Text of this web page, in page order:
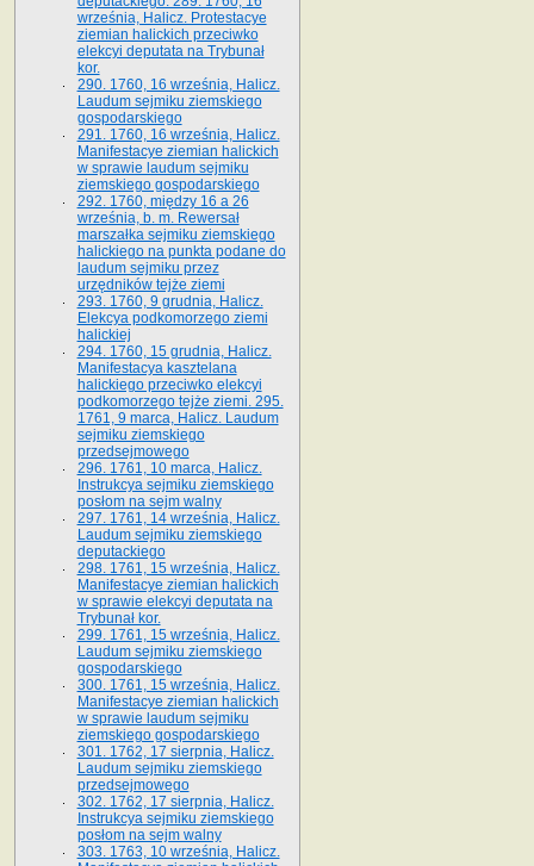
września, Halicz. Protestacye
ziemian halickich przeciwko
elekcyi deputata na Trybunał
kor.
290. 1760, 16 września, Halicz.
Laudum sejmiku ziemskiego
gospodarskiego
291. 1760, 16 września, Halicz.
Manifestacye ziemian halickich
w sprawie laudum sejmiku
ziemskiego gospodarskiego
292. 1760, między 16 a 26
września, b. m. Rewersał
marszałka sejmiku ziemskiego
halickiego na punkta podane do
laudum sejmiku przez
urzędników tejże ziemi
293. 1760, 9 grudnia, Halicz.
Elekcya podkomorzego ziemi
halickiej
294. 1760, 15 grudnia, Halicz.
Manifestacya kasztelana
halickiego przeciwko elekcyi
podkomorzego tejże ziemi. 295.
1761, 9 marca, Halicz. Laudum
sejmiku ziemskiego
przedsejmowego
296. 1761, 10 marca, Halicz.
Instrukcya sejmiku ziemskiego
posłom na sejm walny
297. 1761, 14 września, Halicz.
Laudum sejmiku ziemskiego
deputackiego
298. 1761, 15 września, Halicz.
Manifestacye ziemian halickich
w sprawie elekcyi deputata na
Trybunał kor.
299. 1761, 15 września, Halicz.
Laudum sejmiku ziemskiego
gospodarskiego
300. 1761, 15 września, Halicz.
Manifestacye ziemian halickich
w sprawie laudum sejmiku
ziemskiego gospodarskiego
301. 1762, 17 sierpnia, Halicz.
Laudum sejmiku ziemskiego
przedsejmowego
302. 1762, 17 sierpnia, Halicz.
Instrukcya sejmiku ziemskiego
posłom na sejm walny
303. 1763, 10 września, Halicz.